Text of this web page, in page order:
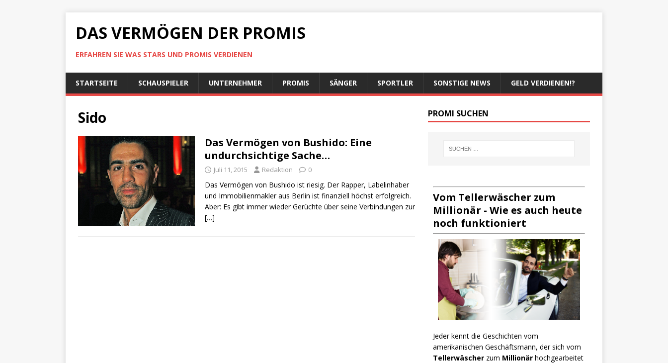
DAS VERMÖGEN DER PROMIS
ERFAHREN SIE WAS STARS UND PROMIS VERDIENEN
STARTSEITE SCHAUSPIELER UNTERNEHMER PROMIS SÄNGER SPORTLER SONSTIGE NEWS GELD VERDIENEN!?
Sido
Das Vermögen von Bushido: Eine
undurchsichtige Sache…
Juli 11, 2015 Redaktion 0
Das Vermögen von Bushido ist riesig. Der Rapper, Labelinhaber
und Immobilienmakler aus Berlin ist finanziell höchst erfolgreich.
Aber: Es gibt immer wieder Gerüchte über seine Verbindungen zur
[…]
PROMI SUCHEN
Vom Tellerwäscher zum
Millionär - Wie es auch heute
noch funktioniert
Jeder kennt die Geschichten vom
amerikanischen Geschäftsmann, der sich vom
Tellerwäscherzum Millionär hochgearbeitet